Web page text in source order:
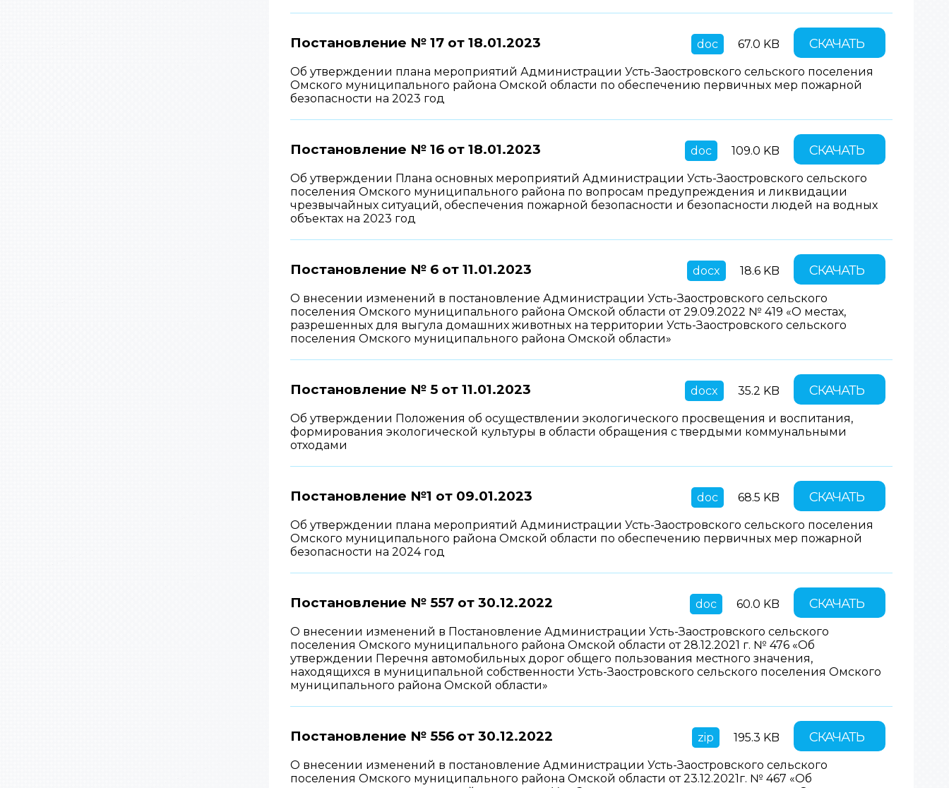
Постановление № 17 от 18.01.2023 doc 67.0 KB СКАЧАТЬ
Об утверждении плана мероприятий Администрации Усть-Заостровского сельского поселения
Омского муниципального района Омской области по обеспечению первичных мер пожарной
безопасности на 2023 год
Постановление № 16 от 18.01.2023 doc 109.0 KB СКАЧАТЬ
Об утверждении Плана основных мероприятий Администрации Усть-Заостровского сельского
поселения Омского муниципального района по вопросам предупреждения и ликвидации
чрезвычайных ситуаций, обеспечения пожарной безопасности и безопасности людей на водных
объектах на 2023 год
Постановление № 6 от 11.01.2023 docx 18.6 KB СКАЧАТЬ
О внесении изменений в постановление Администрации Усть-Заостровского сельского
поселения Омского муниципального района Омской области от 29.09.2022 № 419 «О местах,
разрешенных для выгула домашних животных на территории Усть-Заостровского сельского
поселения Омского муниципального района Омской области»
Постановление № 5 от 11.01.2023 docx 35.2 KB СКАЧАТЬ
Об утверждении Положения об осуществлении экологического просвещения и воспитания,
формирования экологической культуры в области обращения с твердыми коммунальными
отходами
Постановление №1 от 09.01.2023 doc 68.5 KB СКАЧАТЬ
Об утверждении плана мероприятий Администрации Усть-Заостровского сельского поселения
Омского муниципального района Омской области по обеспечению первичных мер пожарной
безопасности на 2024 год
Постановление № 557 от 30.12.2022 doc 60.0 KB СКАЧАТЬ
О внесении изменений в Постановление Администрации Усть-Заостровского сельского
поселения Омского муниципального района Омской области от 28.12.2021 г. № 476 «Об
утверждении Перечня автомобильных дорог общего пользования местного значения,
находящихся в муниципальной собственности Усть-Заостровского сельского поселения Омского
муниципального района Омской области»
Постановление № 556 от 30.12.2022 zip 195.3 KB СКАЧАТЬ
О внесении изменений в постановление Администрации Усть-Заостровского сельского
поселения Омского муниципального района Омской области от 23.12.2021г. № 467 «Об